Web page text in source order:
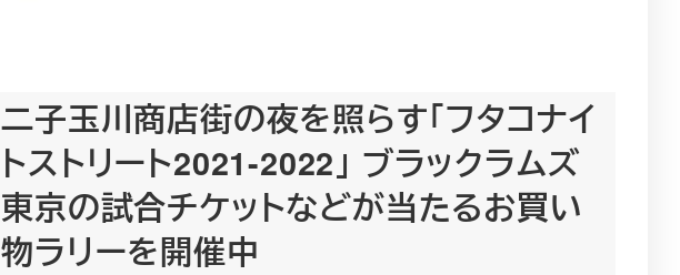
二子玉川商店街の夜を照らす「フタコナイ
トストリート2021-2022」 ブラックラムズ
東京の試合チケットなどが当たるお買い
物ラリーを開催中